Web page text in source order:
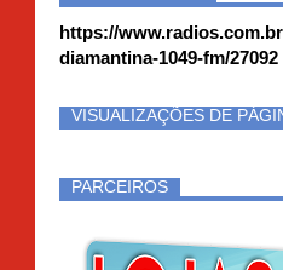
https://
diamantina-1049-fm/27092
VISUALIZAÇÕES DE
PARCEIROS